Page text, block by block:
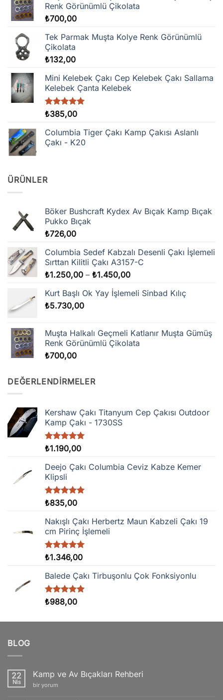
Renk Görünümlü Çikolata
₺700,00
Tek Parmak Muşta Kolye Renk Görünümlü
Çikolata
₺132,00
Mini Kelebek Çakı Cep Kelebek Çakı Sallama
Kelebek Çanta Kelebek
5 üzerinden
oy
aldı
₺385,00
Columbia Tiger Çakı Kamp Çakısı Aslanlı
Çakı - K20
ÜRÜNLER
Böker Bushcraft Kydex Av Bıçak Kamp Bıçak
Pukko Bıçak
₺726,00
Columbia Sedef Kabzalı Desenli Çakı İşlemeli
Sırttan Kilitli Çakı A3157-C
₺1.250,00 – ₺1.450,00Fiyat
₺1.250,00
Kurt Başlı Ok Yay İşlemeli Sinbad Kılıç
₺5.730,00
Muşta Halkalı Geçmeli Katlanır Muşta Gümüş
Renk Görünümlü Çikolata
₺700,00
DEĞERLENDIRMELER
Kershaw Çakı Titanyum Cep Çakısı Outdoor
Kamp Çakı - 1730SS
5 üzerinden
oy
aldı
₺1.190,00
Deejo Çakı Columbia Ceviz Kabze Kemer
Klipsli
5 üzerinden
oy
aldı
₺835,00
Nakışlı Çakı Herbertz Maun Kabzeli Çakı 19
cm Pirinç İşlemeli
5 üzerinden
aldı
₺1.346,00
Balede Çakı Tirbuşonlu Çok Fonksiyonlu
5 üzerinden
oy
₺988,00
BLOG
22
Nis
Kamp ve Av Bıçakları Rehberi
Kamp
bir yorum